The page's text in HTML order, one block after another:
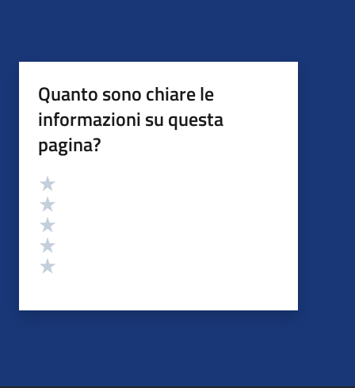
Quanto sono chiare le
informazioni su questa
pagina?
Valutazione